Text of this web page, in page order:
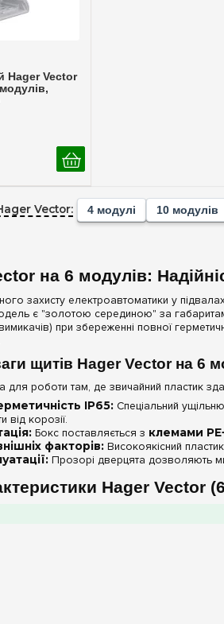
Hager Vector
Vector: 4 модулі 10 модулів
на 6 модулів:
захисту електроавтоматики у
є "золотою серединою" за
при збереженні повної
щитів Hager Vector на 6
для роботи там, де звичайний пластик
IP65:Спеціальний
від корозії.
Бокс поставляється з клемами
факторів:Високоякісний
Прозорі дверцята дозволяють
Hager Vector